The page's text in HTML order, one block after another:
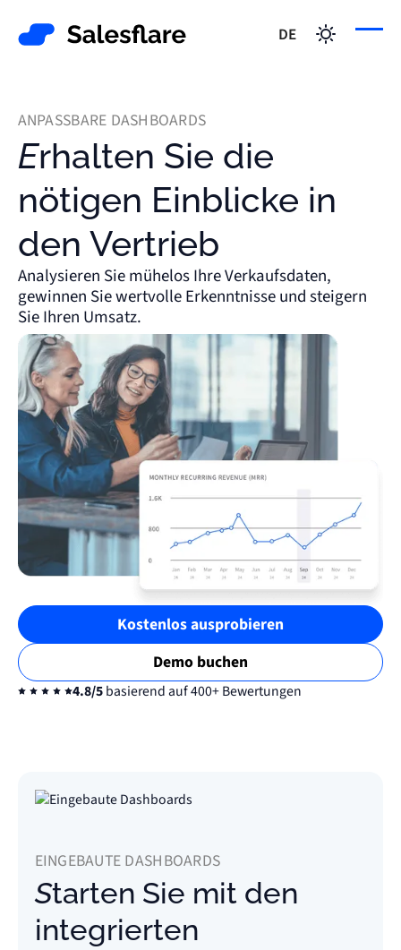
DE
ANPASSBARE DASHBOARDS
Erhalten Sie die
nötigen Einblicke in
den Vertrieb
Analysieren Sie mühelos Ihre Verkaufsdaten,
gewinnen Sie wertvolle Erkenntnisse und steigern
Sie Ihren Umsatz.
Kostenlos ausprobieren
Demo buchen
4.8/5basierend auf 400+ Bewertungen
EINGEBAUTE DASHBOARDS
Starten Sie mit den
integrierten